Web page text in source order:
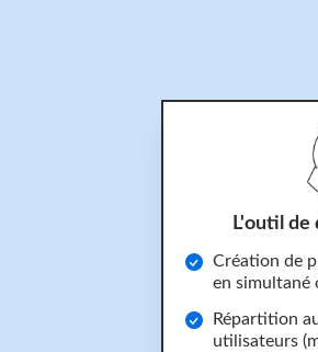
L'outil
Création de
en simultané
Répartition
utilisateurs